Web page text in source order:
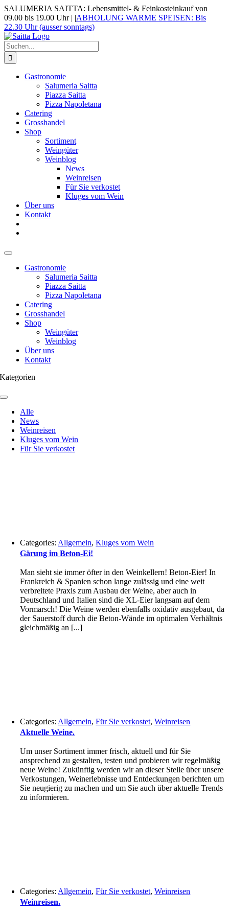
Zum
Inhalt
springen
SALUMERIA SAITTA: Lebensmittel- & Feinkosteinkauf von
09.00 bis 19.00 Uhr | |ABHOLUNG WARME SPEISEN: Bis
22.30 Uhr (ausser sonntags)
Suche
nach:
Gastronomie
Salumeria Saitta
Piazza Saitta
Pizza Napoletana
Catering
Grosshandel
Shop
Sortiment
Weingüter
Weinblog
News
Weinreisen
Für Sie verkostet
Kluges vom Wein
Über uns
Kontakt
Gastronomie
Salumeria Saitta
Piazza Saitta
Pizza Napoletana
Catering
Grosshandel
Shop
Weingüter
Weinblog
Über uns
Kontakt
Kategorien
Toggle
Navigation
Alle
News
Weinreisen
Kluges vom Wein
Für Sie verkostet
Categories: Allgemein,Kluges vom Wein
Gärung im Beton-Ei!
Man sieht sie immer öfter in den Weinkellern! Beton-Eier! In
Frankreich & Spanien schon lange zulässig und eine weit
verbreitete Praxis zum Ausbau der Weine, aber auch in
Deutschland und Italien sind die XL-Eier langsam auf dem
Vormarsch! Die Weine werden ebenfalls oxidativ ausgebaut, da
der Sauerstoff durch die Beton-Wände im optimalen Verhältnis
gleichmäßig an [...]
Categories: Allgemein,Für Sie verkostet,Weinreisen
Aktuelle Weine.
Um unser Sortiment immer frisch, aktuell und für Sie
ansprechend zu gestalten, testen und probieren wir regelmäßig
neue Weine! Zukünftig werden wir an dieser Stelle über unsere
Verkostungen, Weinerlebnisse und Entdeckungen berichten um
Sie neugierig zu machen und um Sie auch über aktuelle Trends
zu informieren.
Categories: Allgemein,Für Sie verkostet,Weinreisen
Weinreisen.